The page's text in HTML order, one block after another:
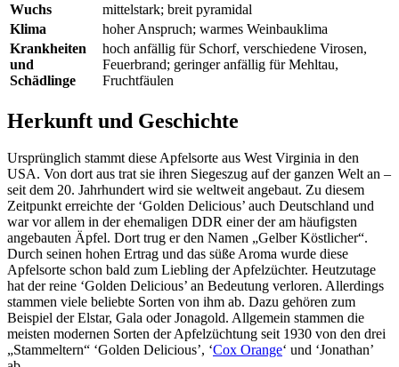
Wuchs
mittelstark; breit pyramidal
Klima
hoher Anspruch; warmes Weinbauklima
Krankheiten
und
Schädlinge
hoch anfällig für Schorf, verschiedene Virosen,
Feuerbrand; geringer anfällig für Mehltau,
Fruchtfäulen
Herkunft und Geschichte
Ursprünglich stammt diese Apfelsorte aus West Virginia in den
USA. Von dort aus trat sie ihren Siegeszug auf der ganzen Welt an –
seit dem 20. Jahrhundert wird sie weltweit angebaut. Zu diesem
Zeitpunkt erreichte der ‘Golden Delicious’ auch Deutschland und
war vor allem in der ehemaligen DDR einer der am häufigsten
angebauten Äpfel. Dort trug er den Namen „Gelber Köstlicher“.
Durch seinen hohen Ertrag und das süße Aroma wurde diese
Apfelsorte schon bald zum Liebling der Apfelzüchter. Heutzutage
hat der reine ‘Golden Delicious’ an Bedeutung verloren. Allerdings
stammen viele beliebte Sorten von ihm ab. Dazu gehören zum
Beispiel der Elstar, Gala oder Jonagold. Allgemein stammen die
meisten modernen Sorten der Apfelzüchtung seit 1930 von den drei
„Stammeltern“ ‘Golden Delicious’, ‘Cox Orange‘ und ‘Jonathan’